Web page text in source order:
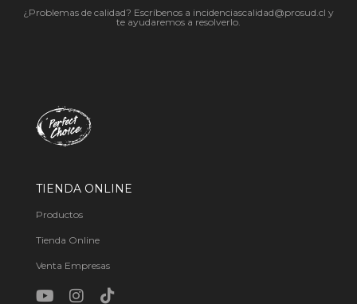
¿Problemas de calidad? Escríbenos a incidenciascalidad@prosud.cl y
te ayudaremos a resolverlo.
TIENDA ONLINE
Productos
Tienda Online
Venta Empresas